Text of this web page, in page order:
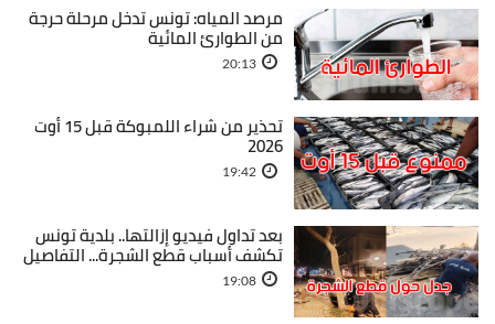
مرصد المياه: تونس تدخل مرحلة حرجة
من الطوارئ المائية
20:13
تحذير من شراء اللمبوكة قبل 15 أوت
2026
19:42
بعد تداول فيديو إزالتها.. بلدية تونس
تكشف أسباب قطع الشجرة... التفاصيل
19:08